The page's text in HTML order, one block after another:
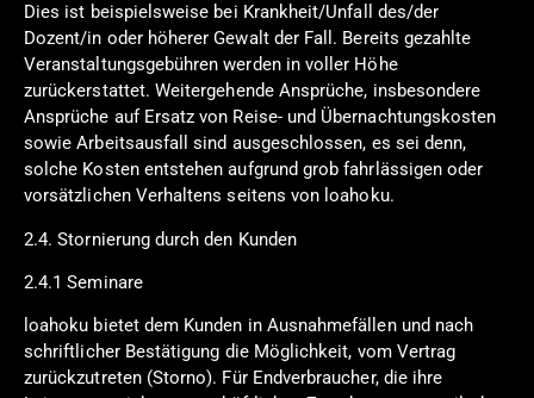
Dies ist beispielsweise bei Krankheit/Unfall des/der
Dozent/in oder höherer Gewalt der Fall. Bereits gezahlte
Veranstaltungsgebühren werden in voller Höhe
zurückerstattet. Weitergehende Ansprüche, insbesondere
Ansprüche auf Ersatz von Reise- und Übernachtungskosten
sowie Arbeitsausfall sind ausgeschlossen, es sei denn,
solche Kosten entstehen aufgrund grob fahrlässigen oder
vorsätzlichen Verhaltens seitens von loahoku.
2.4. Stornierung durch den Kunden
2.4.1 Seminare
loahoku bietet dem Kunden in Ausnahmefällen und nach
schriftlicher Bestätigung die Möglichkeit, vom Vertrag
zurückzutreten (Storno). Für Endverbraucher, die ihre